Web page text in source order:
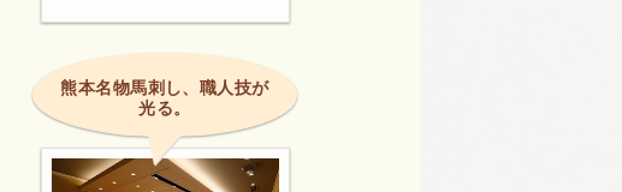
熊本名物馬刺し、職人技が
光る。